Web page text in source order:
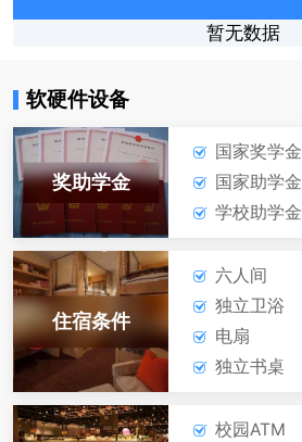
暂无数据
软硬件设备
奖助学金
国家奖学金
国家助学金
学校助学金
住宿条件
六人间
独立卫浴
电扇
独立书桌
校园ATM